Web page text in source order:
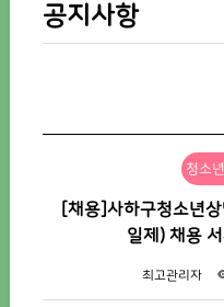
공지사항
청소
[채용]사하구청소년
일제) 채용
최고관리자